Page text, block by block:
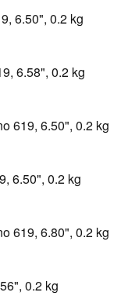
6.50", 0.2 kg
6.58", 0.2 kg
619, 6.50", 0.2 kg
6.50", 0.2 kg
619, 6.80", 0.2 kg
0.2 kg